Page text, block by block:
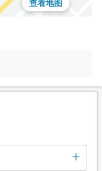
查看地图